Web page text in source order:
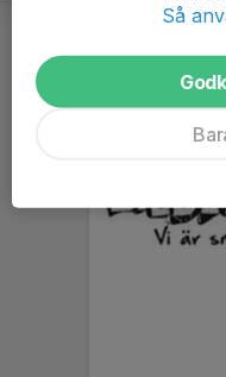
Så